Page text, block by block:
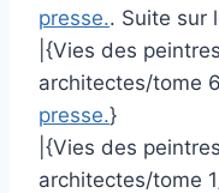
presse.. Suite sur
|{Vies des
architectes/tome
presse.}
|{Vies des
architectes/tome